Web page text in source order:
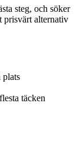
steg, och söker
prisvärt alternativ
plats
täcken